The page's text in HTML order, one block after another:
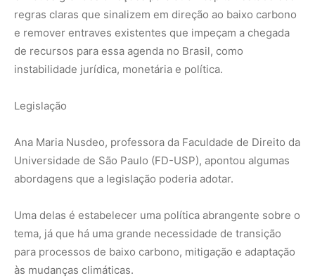
regras claras que sinalizem em direção ao baixo carbono
e remover entraves existentes que impeçam a chegada
de recursos para essa agenda no Brasil, como
instabilidade jurídica, monetária e política.
Legislação
Ana Maria Nusdeo, professora da Faculdade de Direito da
Universidade de São Paulo (FD-USP), apontou algumas
abordagens que a legislação poderia adotar.
Uma delas é estabelecer uma política abrangente sobre o
tema, já que há uma grande necessidade de transição
para processos de baixo carbono, mitigação e adaptação
às mudanças climáticas.